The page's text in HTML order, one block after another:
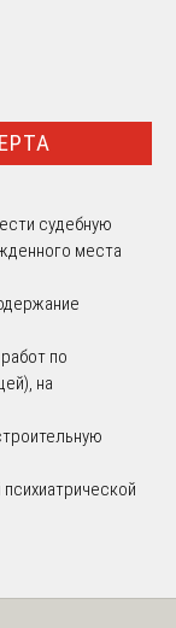
судебную
места
по
на